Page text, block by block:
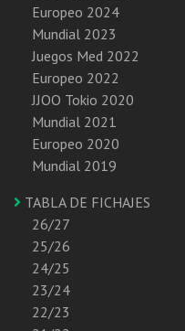
Europeo 2024
Mundial 2023
Juegos Med 2022
Europeo 2022
JJOO Tokio 2020
Mundial 2021
Europeo 2020
Mundial 2019
TABLA DE FICHAJES
26/27
25/26
24/25
23/24
22/23